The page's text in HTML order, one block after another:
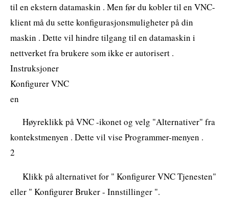
til en ekstern datamaskin . Men før du kobler til en VNC-
klient må du sette konfigurasjonsmuligheter på din
maskin . Dette vil hindre tilgang til en datamaskin i
nettverket fra brukere som ikke er autorisert .
Instruksjoner
Konfigurer VNC
en
Høyreklikk på VNC -ikonet og velg "Alternativer" fra
kontekstmenyen . Dette vil vise Programmer-menyen .
2
Klikk på alternativet for " Konfigurer VNC Tjenesten"
eller " Konfigurer Bruker - Innstillinger ".